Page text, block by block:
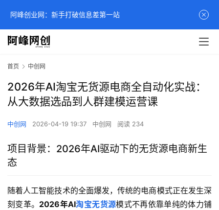
首页 中创网
2026年AI淘宝无货源电商全自动化实战：
从大数据选品到人群建模运营课
中创网 2026-04-19 19:37 中创网 阅读 234
项目背景：2026年AI驱动下的无货源电商新生
态
随着人工智能技术的全面爆发，传统的电商模式正在发生深
刻变革。 2026年AI淘宝无货源模式不再依靠单纯的体力铺
阿峰创业网：新手打破信息差第一站